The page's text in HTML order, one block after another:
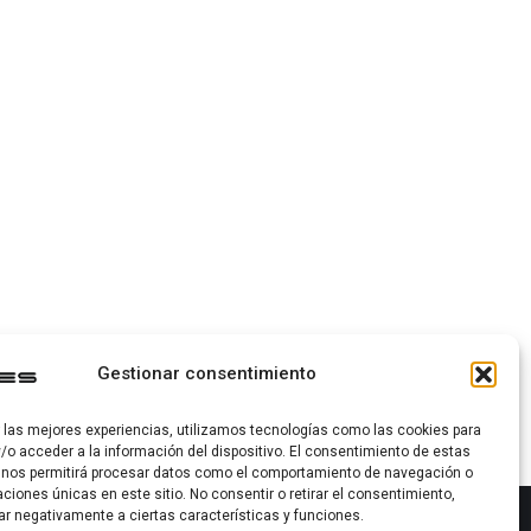
Gestionar consentimiento
las mejores experiencias, utilizamos tecnologías como las cookies para
o acceder a la información del dispositivo. El consentimiento de estas
permitirá procesar datos como el comportamiento de navegación o
únicas en este sitio. No consentir o retirar el consentimiento,
negativamente a ciertas características y funciones.